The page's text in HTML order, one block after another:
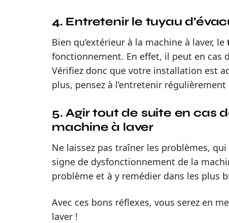
4. Entretenir le tuyau
Bien qu’extérieur à la machine à laver, le
fonctionnement. En effet, il peut en cas
Vérifiez donc que votre installation est
plus, pensez à l’entretenir
5. Agir tout de suite en cas
machine à laver
Ne laissez pas traîner les problèmes,
signe de dysfonctionnement de la
problème et à y remédier dans les plus
Avec ces bons réflexes, vous serez en
laver !